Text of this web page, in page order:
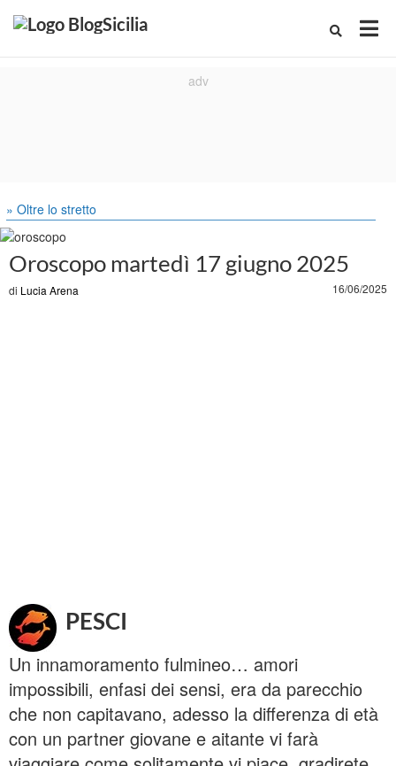
» Oltre lo stretto
Oroscopo martedì 17 giugno 2025
di Lucia Arena 16/06/2025
PESCI
Un innamoramento fulmineo… amori
impossibili, enfasi dei sensi, era da parecchio
che non capitavano, adesso la differenza di età
con un partner giovane e aitante vi farà